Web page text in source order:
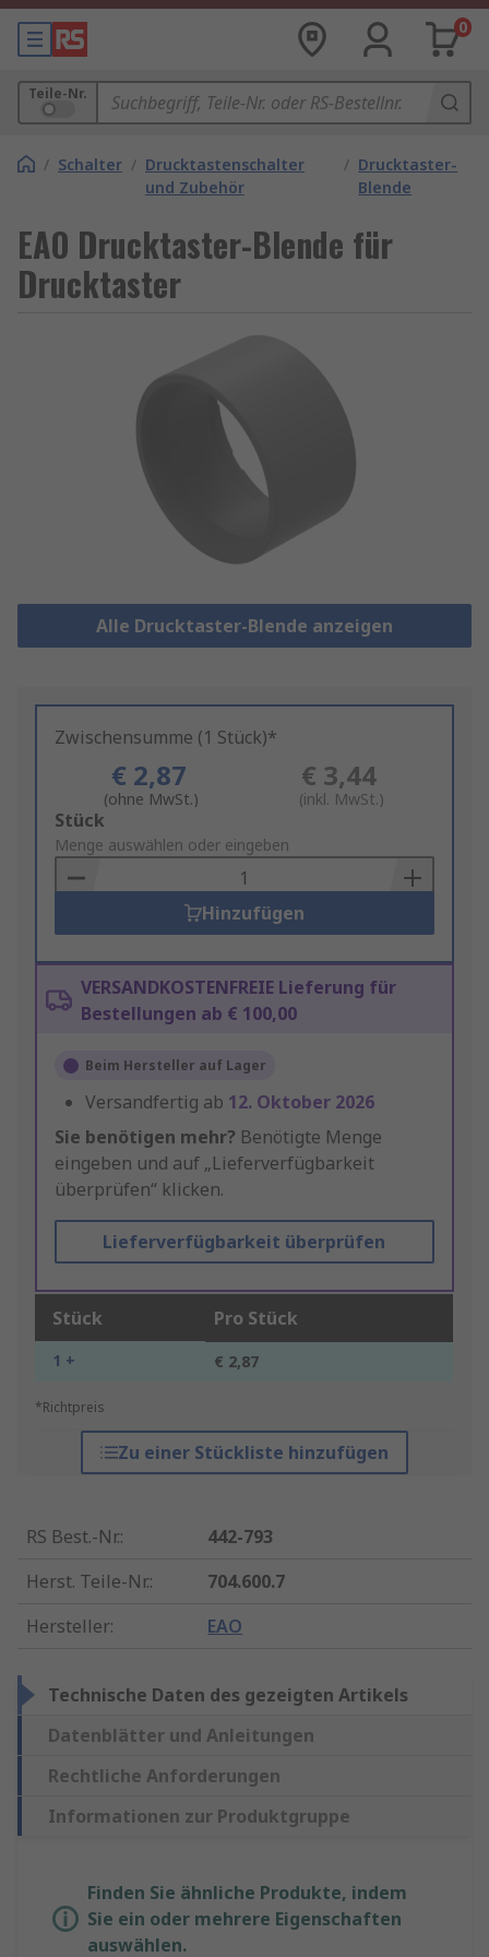
0
Teile-Nr.
/ Schalter / Drucktastenschalter
und Zubehör
/ Drucktaster-
Blende
EAO Drucktaster-Blende für
Drucktaster
Alle Drucktaster-Blende anzeigen
Zwischensumme (1 Stück)*
€ 2,87
(ohne MwSt.)
€ 3,44
(inkl. MwSt.)
Add
to
Basket
Stück
Menge auswählen oder eingeben
Hinzufügen
VERSANDKOSTENFREIE Lieferung für
Bestellungen ab € 100,00
Beim Hersteller auf Lager
Versandfertig ab 12. Oktober 2026
Sie benötigen mehr? Benötigte Menge
eingeben und auf „Lieferverfügbarkeit
überprüfen“ klicken.
Lieferverfügbarkeit überprüfen
Stück Pro Stück
1 + € 2,87
*Richtpreis
Zu einer Stückliste hinzufügen
RS Best.-Nr.:
442-793
Herst. Teile-Nr.:
704.600.7
Hersteller: EAO
Technische Daten des gezeigten Artikels
Datenblätter und Anleitungen
Rechtliche Anforderungen
Informationen zur Produktgruppe
Finden Sie ähnliche Produkte, indem
Sie ein oder mehrere Eigenschaften
auswählen.